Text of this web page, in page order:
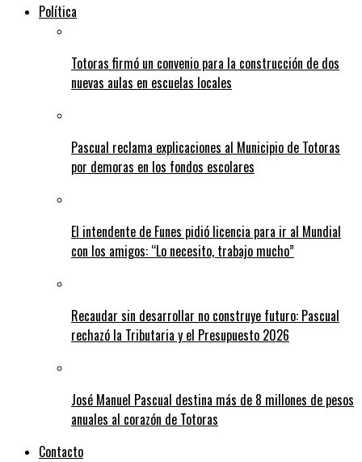
Política
Totoras firmó un convenio para la construcción de dos
nuevas aulas en escuelas locales
Pascual reclama explicaciones al Municipio de Totoras
por demoras en los fondos escolares
El intendente de Funes pidió licencia para ir al Mundial
con los amigos: “Lo necesito, trabajo mucho”
Recaudar sin desarrollar no construye futuro: Pascual
rechazó la Tributaria y el Presupuesto 2026
José Manuel Pascual destina más de 8 millones de pesos
anuales al corazón de Totoras
Contacto